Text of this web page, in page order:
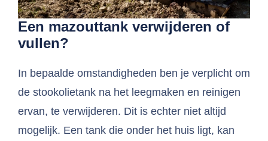
Een mazouttank verwijderen of
vullen?
In bepaalde omstandigheden ben je verplicht om
de stookolietank na het leegmaken en reinigen
ervan, te verwijderen. Dit is echter niet altijd
mogelijk. Een tank die onder het huis ligt, kan